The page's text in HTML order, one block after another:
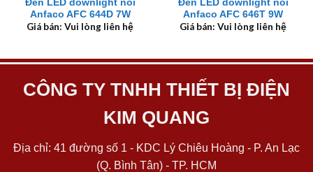
Đèn LED downlight nổi
Anfaco AFC 644D 7W
Giá bán: Vui lòng liên hệ
Đèn LED downlight nổi
Anfaco AFC 646T 9W
Giá bán: Vui lòng liên hệ
CÔNG TY TNHH THIẾT BỊ ĐIỆN
KIM QUANG
Địa chỉ: 41 đường số 1 - KDC Lý Chiêu Hoàng - P. An Lạc
(Q. Bình Tân) - TP. HCM